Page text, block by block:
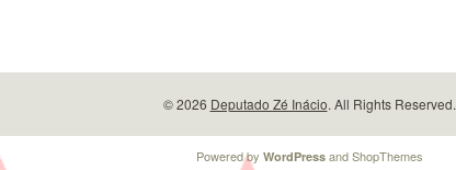
© 2026 Deputado Zé Inácio. All Rights Reserved.
Powered by WordPressandShopThemes